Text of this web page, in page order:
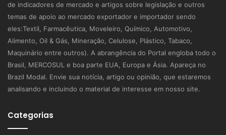
de indicadores de mercado e artigos sobre legislação e outros
temas de apoio ao mercado exportador e importador sendo
eles:Textil, Farmacêutica, Moveleiro, Químico, Automotivo,
Alimento, Oil & Gás, Mineração, Celulose, Plástico, Tabaco,
Maquinário entre outros). A abrangência do Portal engloba todo o
Brasil, MERCOSUL e boa parte EUA, Europa e Ásia. Apareça no
Brazil Modal. Envie sua notícia, artigo ou opinião, que estaremos
analisando e incluindo o material de interesse em nosso site.
Categorias